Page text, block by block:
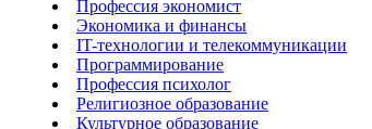
Профессия экономист
Экономика и финансы
IT-технологии и телекоммуникации
Программирование
Профессия психолог
Религиозное образование
Культурное образование